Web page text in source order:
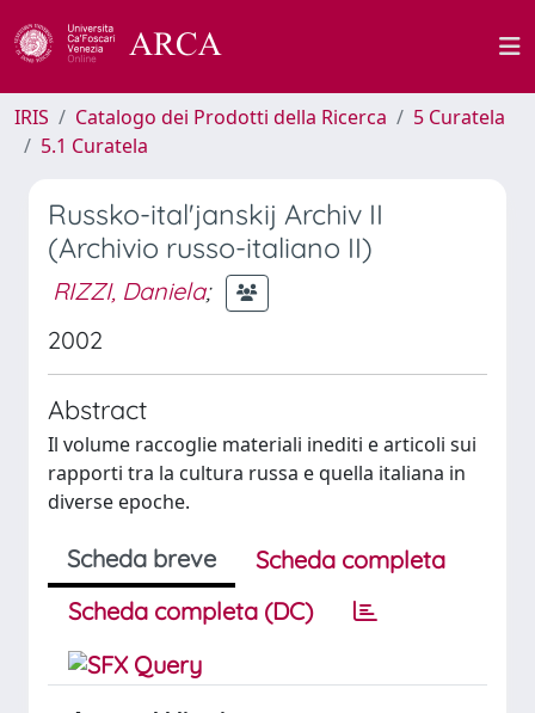
IRIS Catalogo dei Prodotti della Ricerca
5 Curatela
5.1 Curatela
Russko-ital'janskij Archiv II
(Archivio russo-italiano II)
RIZZI, Daniela;
2002
Abstract
Il volume raccoglie materiali inediti e articoli sui
rapporti tra la cultura russa e quella italiana in
diverse epoche.
Scheda breve
Scheda completa
Scheda completa (DC)